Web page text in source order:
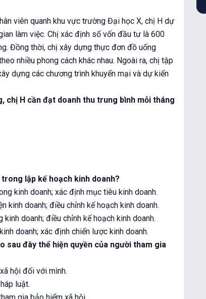
viên quanh khu vực trường Đại học X, chị H dự
làm việc. Chị xác định số vốn đầu tư là 600
Đồng thời, chị xây dựng thực đơn đồ uống
nhiều phong cách khác nhau. Ngoài ra, chị tập
dựng các chương trình khuyến mại và dự kiến
chị H cần đạt doanh thu trung bình mỗi tháng
lập kế hoạch kinh doanh?
kinh doanh; xác định mục tiêu kinh doanh.
kinh doanh; điều chỉnh kế hoạch kinh doanh.
doanh; điều chỉnh kế hoạch kinh doanh.
doanh; xác định chiến lược kinh doanh.
sau đây thể hiện quyền của người tham gia
hội đối với mình.
luật.